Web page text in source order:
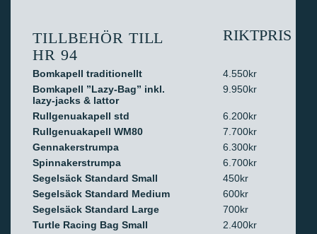
TILLBEHÖR TILL
HR 94
RIKTPRIS
Bomkapell traditionellt
4.550kr
Bomkapell ”Lazy-Bag” inkl.
lazy-jacks & lattor
9.950kr
Rullgenuakapell std
6.200kr
Rullgenuakapell WM80
7.700kr
Gennakerstrumpa
6.300kr
Spinnakerstrumpa
6.700kr
Segelsäck Standard Small
450kr
Segelsäck Standard Medium
600kr
Segelsäck Standard Large
700kr
Turtle Racing Bag Small
2.400kr